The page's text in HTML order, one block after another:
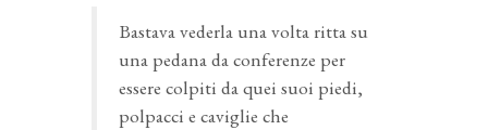
Bastava vederla una volta ritta su
una pedana da conferenze per
essere colpiti da quei suoi piedi,
polpacci e caviglie che